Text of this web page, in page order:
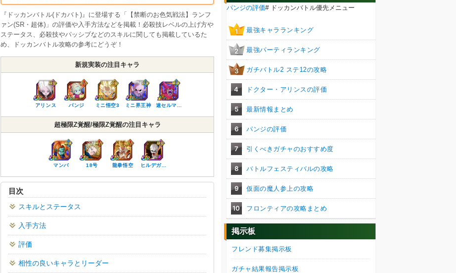
『ドッカンバトル(ドカバト)』に登場する「【禁断のお色気戦法】ランフ
ァン(SR・超体)」の評価や入手方法などを掲載！必殺技レベルの上げ方や
ステータス、必殺技やパッシブなどのスキルに関しても掲載しているた
め、ドッカンバトル攻略の参考にどうぞ！
新規実装の注目キャラ
アリンス パンジ ミニ悟空3 ミニ界王神 速セルマ…
超極限Z覚醒/極限Z覚醒の注目キャラ
マンバ 18号 龍拳悟空 ヒルデガ…
目次
スキルとステータス
入手方法
評価
相性の良いキャラとリーダー
パンジの評価# ドッカンバトル優先メニュー
1 最強キャラランキング
2 最強パーティランキング
3 ガチバトル2 ステ12の攻略
4 ドクター・アリンスの評価
5 最新情報まとめ
6 パンジの評価
7 引くべきガチャのおすすめ度
8 バトルフェスティバルの攻略
9 仮面の魔人参上の攻略
10 フロンティアの攻略まとめ
掲示板
フレンド募集掲示板
ガチャ結果報告掲示板